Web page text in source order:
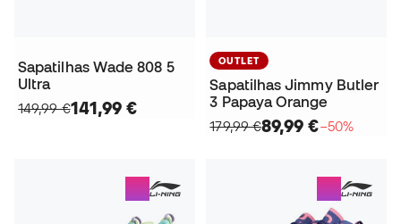
Sapatilhas Wade 808 5
Ultra
149,99 €141,99 €
OUTLET
Sapatilhas Jimmy Butler
3 Papaya Orange
179,99 €89,99 €−50%